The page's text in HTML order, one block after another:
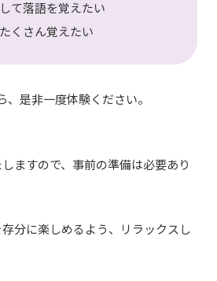
て落語を覚えたい
くさん覚えたい
、是非一度体験ください。
ますので、事前の準備は必要あり
分に楽しめるよう、リラックスし